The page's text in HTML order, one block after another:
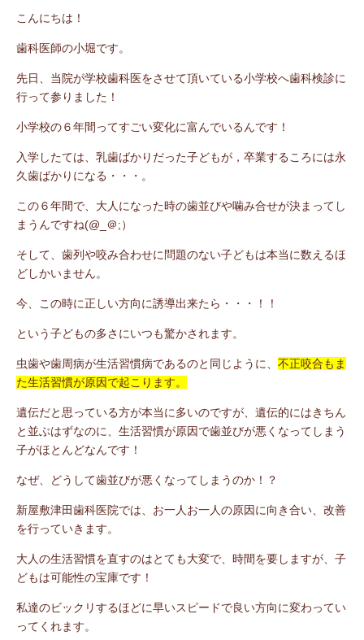
こんにちは！
歯科医師の小堀です。
先日、当院が学校歯科医をさせて頂いている小学校へ歯科検診に
行って参りました！
小学校の６年間ってすごい変化に富んでいるんです！
入学したては、乳歯ばかりだった子どもが，卒業するころには永
久歯ばかりになる・・・。
この６年間で、大人になった時の歯並びや噛み合せが決まってし
まうんですね(@_＠;）
そして、歯列や咬み合わせに問題のない子どもは本当に数えるほ
どしかいません。
今、この時に正しい方向に誘導出来たら・・・！！
という子どもの多さにいつも驚かされます。
虫歯や歯周病が生活習慣病であるのと同じように、 不正咬合もま
た生活習慣が原因で起こります。
遺伝だと思っている方が本当に多いのですが、遺伝的にはきちん
と並ぶはずなのに、生活習慣が原因で歯並びが悪くなってしまう
子がほとんどなんです！
なぜ、どうして歯並びが悪くなってしまうのか！？
新屋敷津田歯科医院では、お一人お一人の原因に向き合い、改善
を行っていきます。
大人の生活習慣を直すのはとても大変で、時間を要しますが、子
どもは可能性の宝庫です！
私達のビックリするほどに早いスピードで良い方向に変わってい
ってくれます。